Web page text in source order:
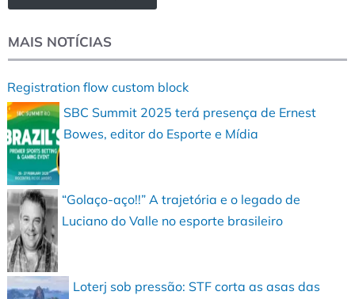
MAIS NOTÍCIAS
Registration flow custom block
SBC Summit 2025 terá presença de Ernest
Bowes, editor do Esporte e Mídia
“Golaço-aço!!” A trajetória e o legado de
Luciano do Valle no esporte brasileiro
Loterj sob pressão: STF corta as asas das